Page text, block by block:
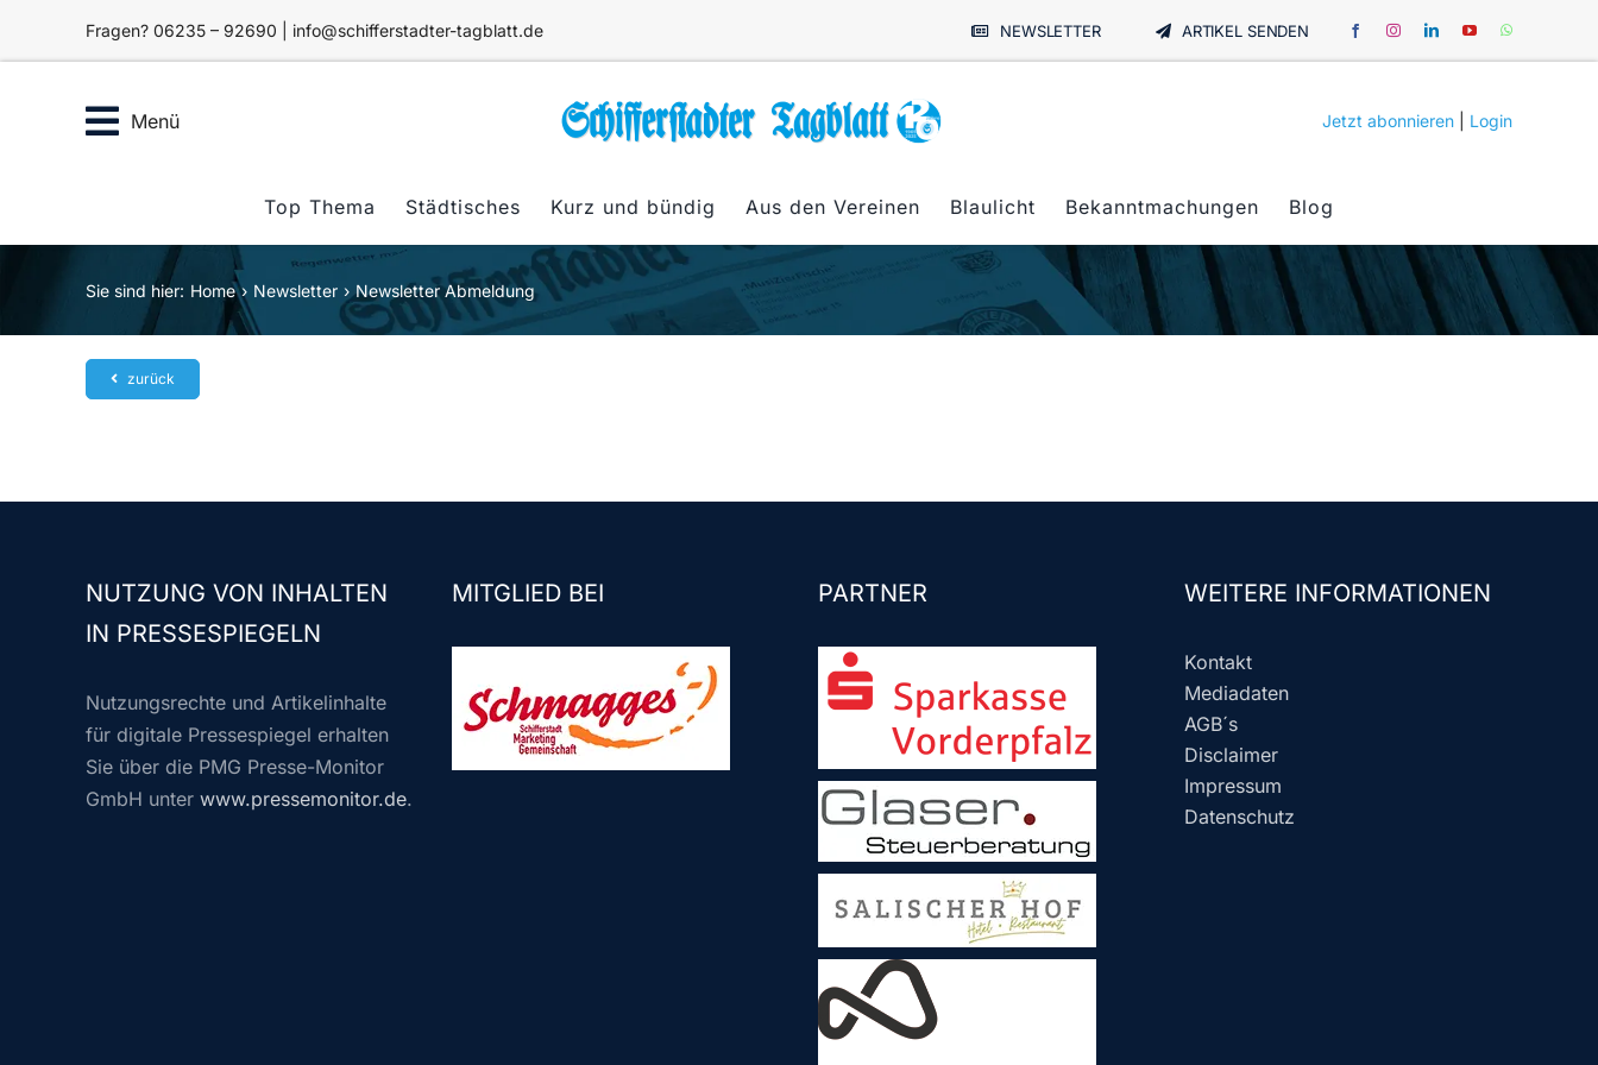
Fragen? 06235 – 92690 | info@schifferstadter-tagblatt.de NEWSLETTER ARTIKEL SENDEN
Menü Jetzt abonnieren Login
Top Thema Städtisches Kurz und bündig Aus den Vereinen Blaulicht Bekanntmachungen Blog
Sie sind hier: Home Newsletter Newsletter Abmeldung
zurück
NUTZUNG VON INHALTEN
IN PRESSESPIEGELN
Nutzungsrechte und Artikelinhalte
für digitale Pressespiegel erhalten
Sie über die PMG Presse-Monitor
GmbH unter www.pressemonitor.de.
MITGLIED BEI PARTNER WEITERE INFORMATIONEN
Kontakt
Mediadaten
AGB´s
Disclaimer
Impressum
Datenschutz